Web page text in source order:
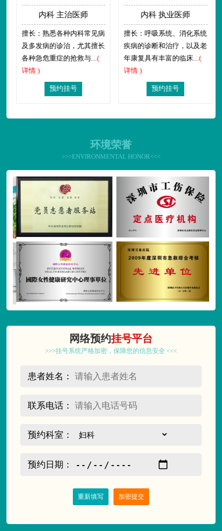
内科 主治医师
擅长：熟悉各种内科常见病
及多发病的诊治，尤其擅长
各种急危重症的抢救与...(
详情 )
预约挂号
内科 执业医师
擅长：呼吸系统、消化系统
疾病的诊断和治疗，以及老
年康复具有丰富的临床...(
详情 )
预约挂号
环境荣誉
>>>ENVIRONMENTAL HONOR<<<
网络预约挂号平台
>>>挂号系统严格加密，保障您的信息安全 <<<
患者姓名：
联系电话：
预约科室：
预约日期：
重新填写 加密提交